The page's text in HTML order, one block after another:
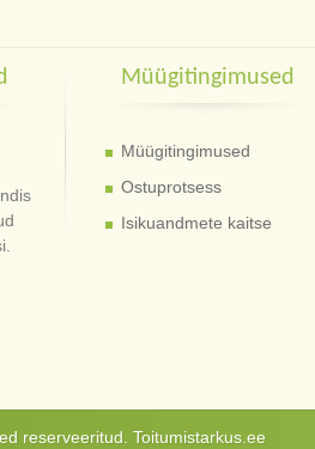
Müügitingimused
Müügitingimused
Ostuprotsess
Isikuandmete kaitse
reserveeritud. Toitumistarkus.ee